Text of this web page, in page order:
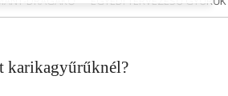
karikagyűrűknél?